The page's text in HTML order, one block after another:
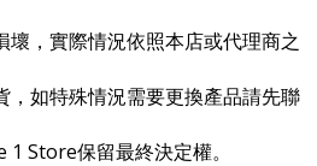
壞，實際情況依照本店或代理商之
，如特殊情況需要更換產品請先聯
1 Store保留最終決定權。